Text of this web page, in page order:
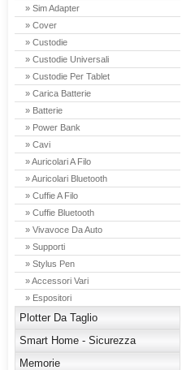
» Sim Adapter
» Cover
» Custodie
» Custodie Universali
» Custodie Per Tablet
» Carica Batterie
» Batterie
» Power Bank
» Cavi
» Auricolari A Filo
» Auricolari Bluetooth
» Cuffie A Filo
» Cuffie Bluetooth
» Vivavoce Da Auto
» Supporti
» Stylus Pen
» Accessori Vari
» Espositori
Plotter Da Taglio
Smart Home - Sicurezza
Memorie